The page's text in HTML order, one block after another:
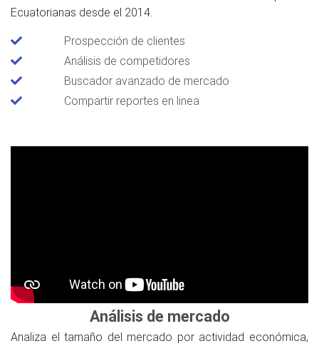
Ecuatorianas desde el 2014.
Prospección de clientes
Análisis de competidores
Buscador avanzado de mercado
Compartir reportes en linea
Análisis de mercado
Analiza el tamaño del mercado por actividad económica,